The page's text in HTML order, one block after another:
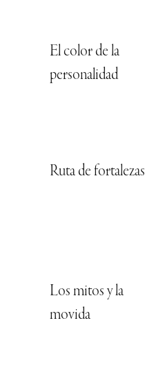
El color de la
personalidad
Ruta de fortalezas
Los mitos y la
movida